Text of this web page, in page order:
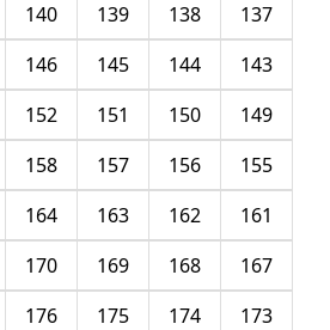
137
138
139
140
143
144
145
146
149
150
151
152
155
156
157
158
161
162
163
164
167
168
169
170
173
174
175
176